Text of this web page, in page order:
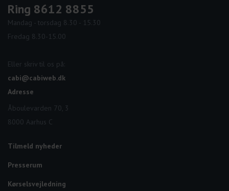
Ring 8612 8855
Mandag - torsdag 8.30 - 15.30
Fredag 8.30-15.00
Eller skriv til os på:
cabi@cabiweb.dk
Adresse
Åboulevarden 70, 3
8000 Aarhus C
Tilmeld nyheder
Presserum
Kørselsvejledning